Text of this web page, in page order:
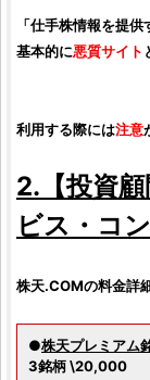
「仕手株情報を提供
基本的に悪質サイト
利用する際には注意
2.【投資
ビス・コ
株天.COMの料金詳
●株天プレミアム
3銘柄 \20,000